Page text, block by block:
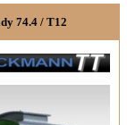
74.4 / T12